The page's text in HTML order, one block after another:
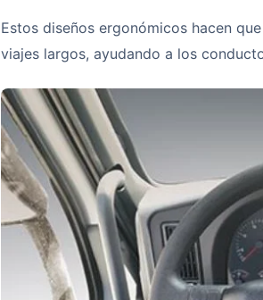
Estos diseños ergonómicos hacen
viajes largos, ayudando a los